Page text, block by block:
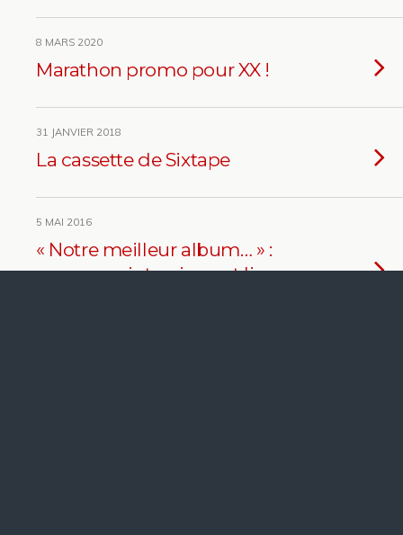
8 MARS 2020
Marathon promo pour XX !
31 JANVIER 2018
La cassette de Sixtape
5 MAI 2016
« Notre meilleur album… » :
nouveaux interviews et lives